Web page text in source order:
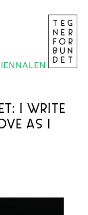
I WRITE
AS I